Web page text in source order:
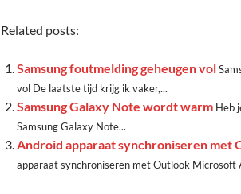
Related posts:
Samsung foutmelding geheugen vol
vol De laatste tijd krijg ik vaker,...
Samsung Galaxy Note wordt warm Heb
Samsung Galaxy Note...
Android apparaat synchroniseren met
apparaat synchroniseren met Outlook Microsoft